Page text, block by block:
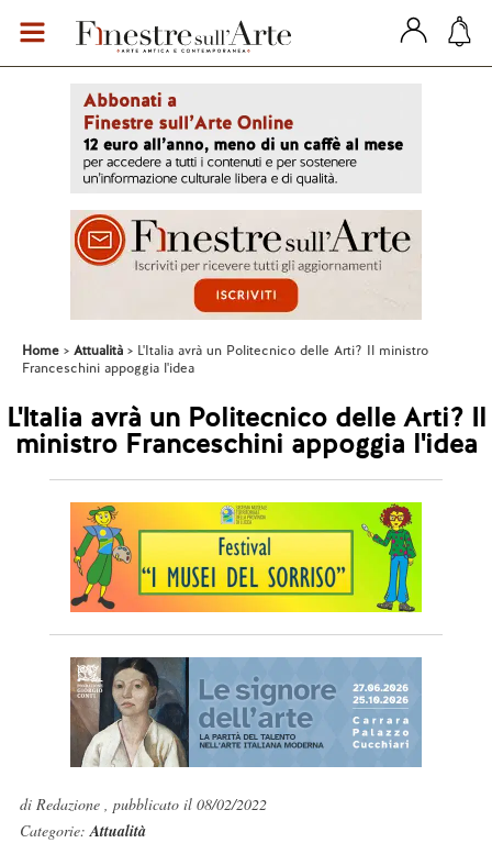
Home Attualità
L'Italia avrà un Politecnico delle Arti? Il ministro
Franceschini appoggia l'idea
L'Italia avrà un Politecnico delle Arti? Il
ministro Franceschini appoggia l'idea
di Redazione , pubblicato il 08/02/2022
Categorie:Attualità